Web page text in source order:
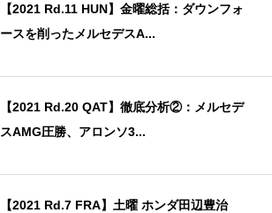
【2021 Rd.11 HUN】金曜総括：ダウンフォ
ースを削ったメルセデスA...
【2021 Rd.20 QAT】徹底分析②：メルセデ
スAMG圧勝、アロンソ3...
【2021 Rd.7 FRA】土曜 ホンダ田辺豊治